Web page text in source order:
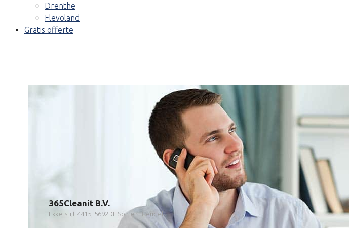
Drenthe
Flevoland
Gratis offerte
365Cleanit B.V.
Ekkersrijt 4415, 5692DL Son en Breugel